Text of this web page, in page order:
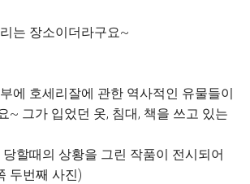
는 장소이더라구요~
에 호세리잘에 관한 역사적인 유물들이
~ 그가 입었던 옷, 침대, 책을 쓰고 있는
할때의 상황을 그린 작품이 전시되어
두번째 사진)